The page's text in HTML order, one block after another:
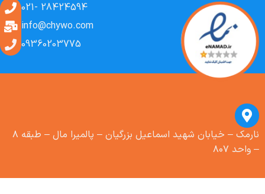
28424594 -021
info@chywo.com
09360203775
نارمک – خیابان شهید اسماعیل بزرگیان – پالمیرا مال – طبقه ۸
– واحد ۸۰۷